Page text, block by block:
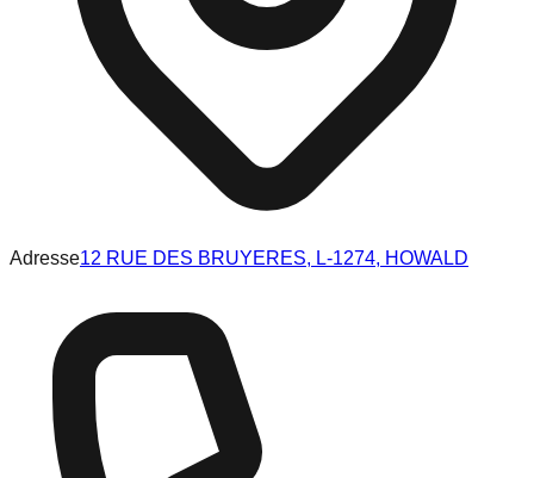
Adresse12 RUE DES BRUYERES, L-1274, HOWALD